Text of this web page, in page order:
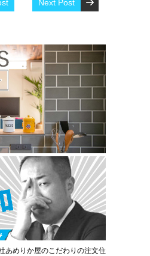
Next Post
あめりか屋のこだわりの注文住